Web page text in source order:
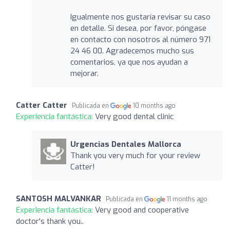
Igualmente nos gustaría revisar su caso
en detalle. Si desea, por favor, póngase
en contacto con nosotros al número 971
24 46 00. Agradecemos mucho sus
comentarios, ya que nos ayudan a
mejorar.
Catter Catter Publicada en 10 months ago
Experiencia fantástica: Very good dental clinic
Urgencias Dentales Mallorca
Thank you very much for your review
Catter!
SANTOSH MALVANKAR Publicada en 11 months ago
Experiencia fantástica: Very good and cooperative
doctor's thank you..